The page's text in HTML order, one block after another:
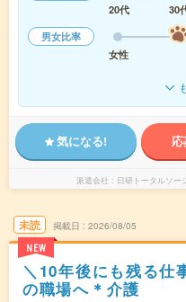
20代
30
男女比率
女性
気になる!
派遣会社 日研トータルソ
未読
NEW
掲載日 2026/08/05
＼10年後にも残る仕
の職場へ＊介護